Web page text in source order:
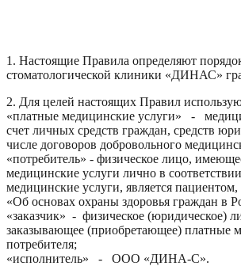
1. Настоящие Правила определяют
стоматологической клиники «ДИНАС»
2. Для целей настоящих Правил
«платные медицинские услуги» -
счет личных средств граждан, средств
числе договоров добровольного
«потребитель» - физическое лицо,
медицинские услуги лично в
медицинские услуги, является пациентом,
«Об основах охраны здоровья граждан в
«заказчик» - физическое (юридическое)
заказывающее (приобретающее) платные
потребителя;
«исполнитель» - ООО «ДИНА-С».